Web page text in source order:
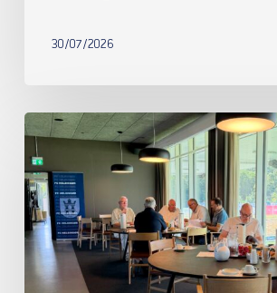
30/07/2026
Referat
fra
ordinær
generalforsamling
2026